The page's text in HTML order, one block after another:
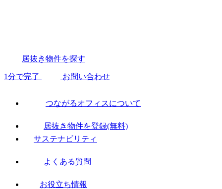
居抜き物件を探す
1分で完了 お問い合わせ
つながるオフィスについて
居抜き物件を登録(無料)
サステナビリティ
よくある質問
お役立ち情報